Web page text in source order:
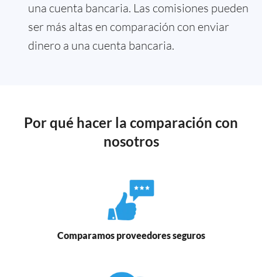
una cuenta bancaria. Las comisiones pueden
ser más altas en comparación con enviar
dinero a una cuenta bancaria.
Por qué hacer la comparación con
nosotros
Comparamos proveedores seguros